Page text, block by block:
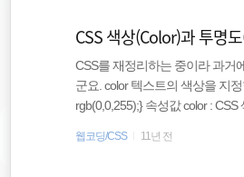
CSS 색상(Color)과 투명
CSS를 재정리하는 중이라 과거
군요. color 텍스트의 색상을 지
rgb(0,0,255);} 속성값 color :
접 입력하는 방식들을 지원한다.
웹코딩/CSS 11년 전